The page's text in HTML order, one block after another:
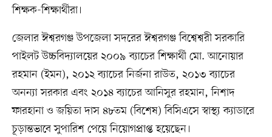
শিক্ষক-শিক্ষার্থীরা।
জেলার ঈশ্বরগঞ্জ উপজেলা সদরের ঈশ্বরগঞ্জ বিশ্বেশ্বরী সরকারি
পাইলট উচ্চবিদ্যালয়ের ২০০৯ ব্যাচের শিক্ষার্থী মো. আনোয়ার
রহমান (ইমন), ২০১২ ব্যাচের নির্জনা রাউত, ২০১৩ ব্যাচের
অনন্যা সরকার এবং ২০১৪ ব্যাচের আনিসুর রহমান, নিশাদ
ফারহানা ও জয়িতা দাস ৪৮তম (বিশেষ) বিসিএসে স্বাস্থ্য ক্যাডারে
চূড়ান্তভাবে সুপারিশ পেয়ে নিয়োগপ্রাপ্ত হয়েছেন।